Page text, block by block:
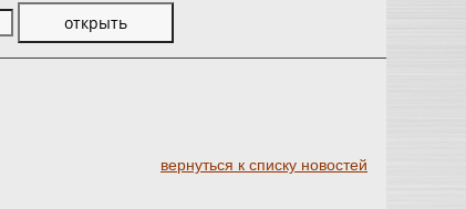
вернуться к списку новостей